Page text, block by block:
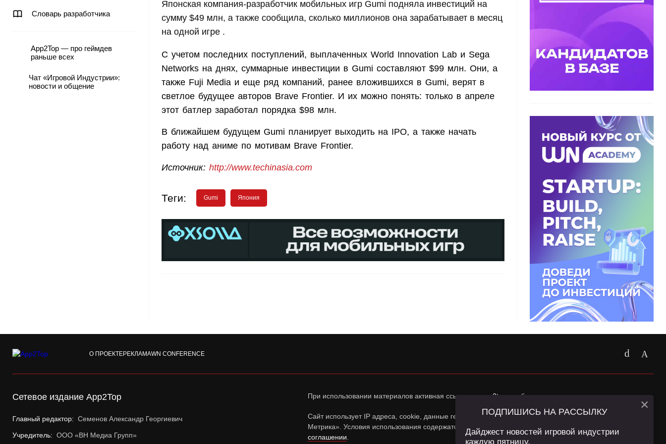
Словарь разработчика
App2Top — про геймдев
раньше всех
Чат «Игровой Индустрии»:
новости и общение
Японская компания-разработчик мобильных игр Gumi подняла инвестиций на
сумму $49 млн, а также сообщила, сколько миллионов она зарабатывает в месяц
на одной игре .
С учетом последних поступлений, выплаченных World Innovation Lab и Sega
Networks на днях, суммарные инвестиции в Gumi составляют $99 млн. Они, а
также Fuji Media и еще ряд компаний, ранее вложившихся в Gumi, верят в
светлое будущее авторов Brave Frontier. И их можно понять: только в апреле
этот батлер заработал порядка $98 млн.
В ближайшем будущем Gumi планирует выходить на IPO, а также начать
работу над аниме по мотивам Brave Frontier.
Источник: http://www.techinasia.com
Теги: Gumi Япония
О ПРОЕКТЕРЕКЛАМАWN CONFERENCE
Сетевое издание App2Top
Главный редактор: Семенов Александр Георгиевич
Учредитель: ООО «ВН Медиа Групп»
При использовании материалов активная ссылка наapp2top.ruобязательна.
Сайт использует IP адреса, cookie, данные геолокации Пользователей сайта и сервис «Яндекс
Метрика». Условия использования содержатся в
Политике конфиденциальностии
соглашении
ПОДПИШИСЬ НА РАССЫЛКУ
Дайджест новостей игровой индустрии
каждую пятницу.
×